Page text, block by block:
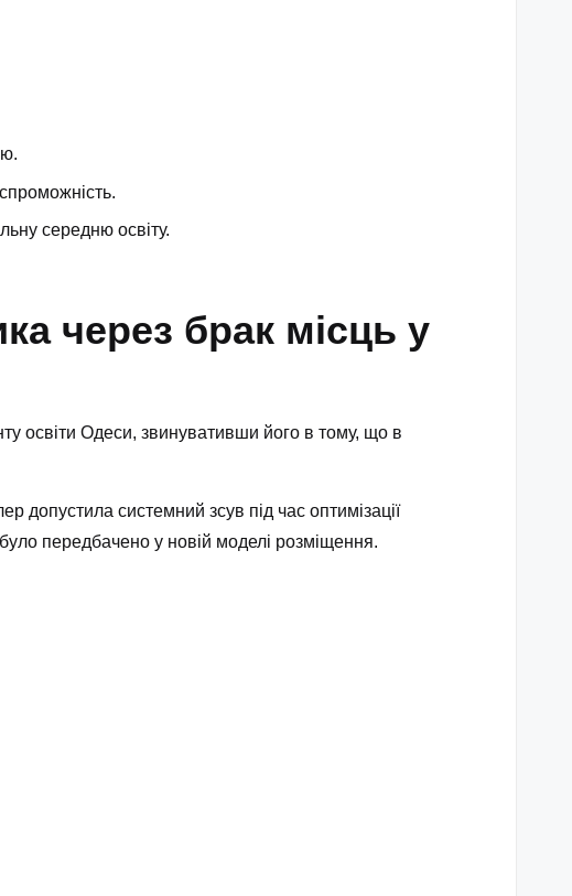
середню освіту.
через брак місць у
освіти Одеси, звинувативши його в тому, що в
системний зсув під час оптимізації
передбачено у новій моделі розміщення.